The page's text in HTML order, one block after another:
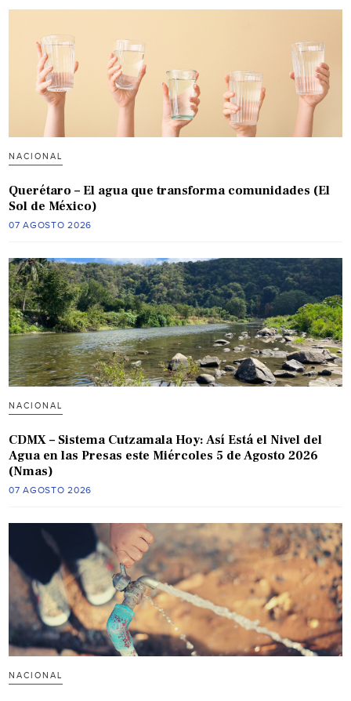
NACIONAL
Querétaro – El agua que transforma comunidades (El
Sol de México)
07 AGOSTO 2026
NACIONAL
CDMX – Sistema Cutzamala Hoy: Así Está el Nivel del
Agua en las Presas este Miércoles 5 de Agosto 2026
(Nmas)
07 AGOSTO 2026
NACIONAL